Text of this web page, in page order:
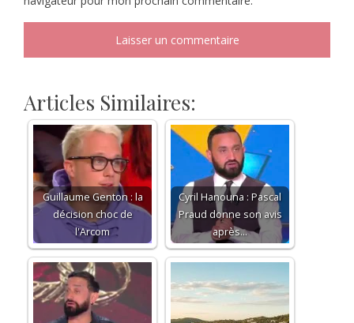
Articles Similaires:
Guillaume Genton : la
décision choc de
l'Arcom
Cyril Hanouna : Pascal
Praud donne son avis
après…